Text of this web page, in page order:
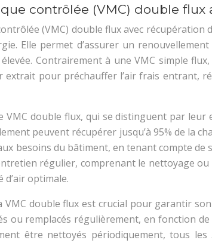
contrôlée (VMC) double
(VMC) double flux avec
Elle permet d’assurer un
Contrairement à une VMC simple
extrait pour préchauffer l’air frais entrant,
VMC double flux, qui se distinguent par
peuvent récupérer jusqu’à 95% de la
besoins du bâtiment, en tenant compte
régulier, comprenant le nettoyage
optimale.
double flux est crucial pour garantir
ou remplacés régulièrement, en fonction
être nettoyés périodiquement, tous